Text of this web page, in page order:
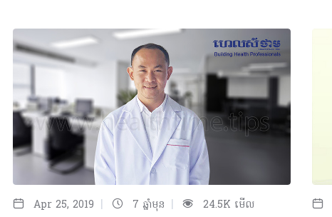
Apr 25, 2019 | 7 ឆ្នាំមុន | 24.5K មើល